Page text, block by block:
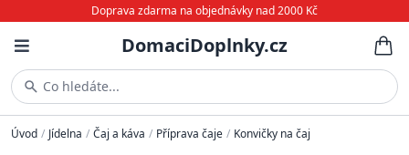
Doprava zdarma na objednávky nad 2000 Kč
DomaciDoplnky.cz
Co hledáte...
Úvod / Jídelna / Čaj a káva / Příprava čaje / Konvičky na čaj